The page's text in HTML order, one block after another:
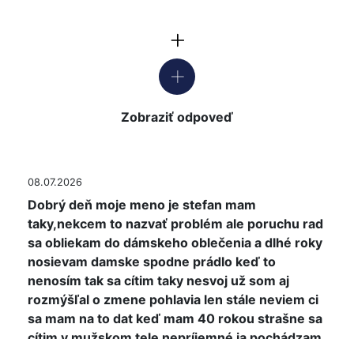
Zobraziť odpoveď
08.07.2026
Dobrý deň moje meno je stefan mam
taky,nekcem to nazvať problém ale poruchu rad
sa obliekam do dámskeho oblečenia a dlhé roky
nosievam damske spodne prádlo keď to
nenosím tak sa cítim taky nesvoj už som aj
rozmýšľal o zmene pohlavia len stále neviem ci
sa mam na to dat keď mam 40 rokou strašne sa